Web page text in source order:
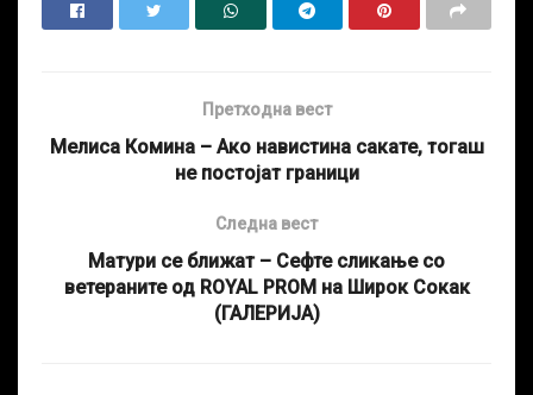
Претходна вест
Мелиса Комина – Ако навистина сакате, тогаш
не постојат граници
Следна вест
Матури се ближат – Сефте сликање со
ветераните од ROYAL PROM на Широк Сокак
(ГАЛЕРИЈА)